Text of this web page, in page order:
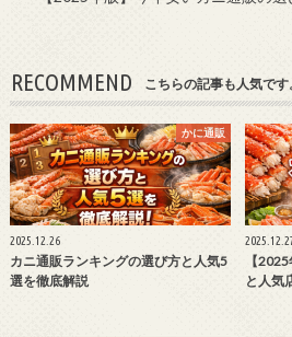
RECOMMEND こちらの記事も人気です
かに通販
2025.12.26
カニ通販ランキングの選び方と人気5
選を徹底解説
【
と人気